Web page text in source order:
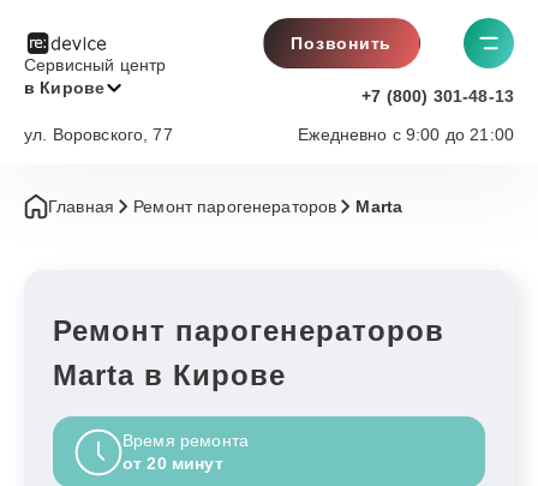
Сервисный центр
в Кирове
Позвонить
+7 (800) 301-48-13
Ежедневно с 9:00 до 21:00
ул. Воровского, 77
Главная Ремонт парогенераторов Marta
Ремонт парогенераторов
Marta в Кирове
Время ремонта
от 20 минут